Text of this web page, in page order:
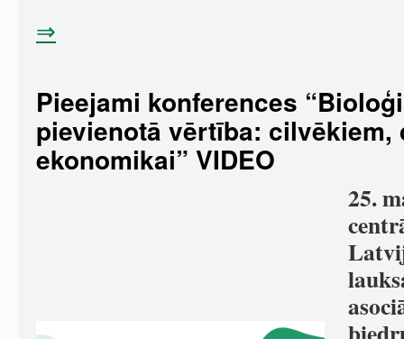
⇒
Pieejami konferences
pievienotā vērtība: cilvēkiem,
ekonomikai” VIDEO
25.